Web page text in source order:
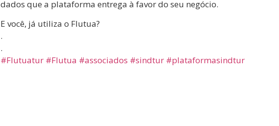
dados que a plataforma entrega à favor do seu negócio.
E você, já utiliza o Flutua?
.
.
#Flutuatur #Flutua #associados #sindtur #plataformasindtur